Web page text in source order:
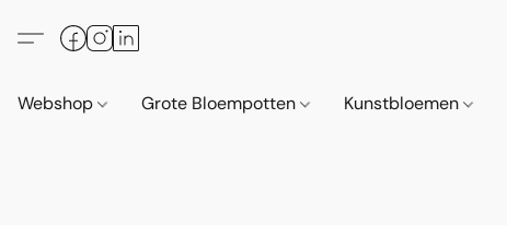
Webshop Grote Bloempotten Kunstbloemen